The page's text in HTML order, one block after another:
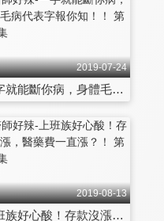
2019-07-24
一字就能斷你病，身體毛病代表字報你知！！ 第780集
2019-08-13
上班族好心酸！存款沒漲，醫藥費一直漲？！ 第791集